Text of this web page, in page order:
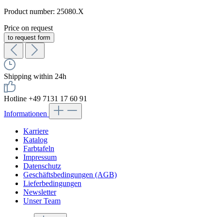
Product number: 25080.X
Price on request
to request form
Shipping within 24h
Hotline +49 7131 17 60 91
Informationen
Karriere
Katalog
Farbtafeln
Impressum
Datenschutz
Geschäftsbedingungen (AGB)
Lieferbedingungen
Newsletter
Unser Team